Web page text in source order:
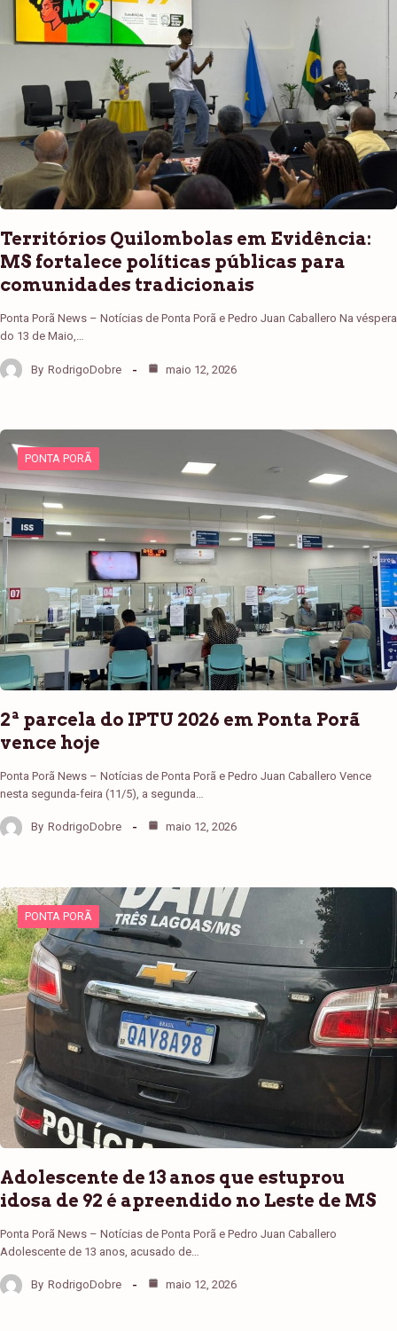
Territórios Quilombolas em Evidência:
MS fortalece políticas públicas para
comunidades tradicionais
Ponta Porã News – Notícias de Ponta Porã e Pedro Juan Caballero Na véspera
do 13 de Maio,…
By RodrigoDobre maio 12, 2026
PONTA PORÃ
2ª parcela do IPTU 2026 em Ponta Porã
vence hoje
Ponta Porã News – Notícias de Ponta Porã e Pedro Juan Caballero Vence
nesta segunda-feira (11/5), a segunda…
By RodrigoDobre maio 12, 2026
PONTA PORÃ
Adolescente de 13 anos que estuprou
idosa de 92 é apreendido no Leste de MS
Ponta Porã News – Notícias de Ponta Porã e Pedro Juan Caballero
Adolescente de 13 anos, acusado de…
By RodrigoDobre maio 12, 2026